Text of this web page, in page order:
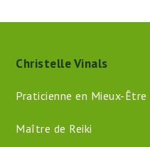
Christelle Vinals
Praticienne en Mieux-Être
Maître de Reiki